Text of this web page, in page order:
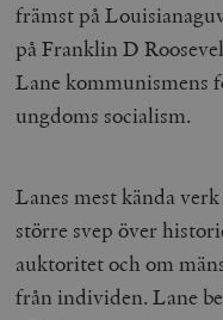
främst på
på Franklin D
Lane kommunismens
ungdoms socialism.
Lanes mest kända verk
större svep över
auktoritet och om
från individen. Lane